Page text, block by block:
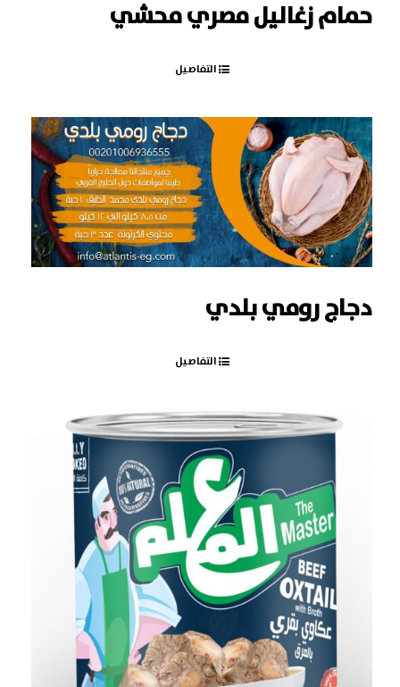
حمام زغاليل مصري محشي
التفاصيل
دجاج رومي بلدي
التفاصيل